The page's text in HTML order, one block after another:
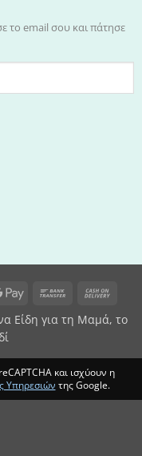
το email σου και πάτησε
Google
Bank
Είδη για τη Μαμά, το
και ισχύουν η
Υπηρεσιών της Google.